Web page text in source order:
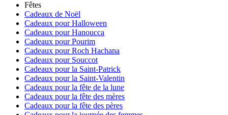
Fêtes
Cadeaux de Noël
Cadeaux pour Halloween
Cadeaux pour Hanoucca
Cadeaux pour Pourim
Cadeaux pour Roch Hachana
Cadeaux pour Souccot
Cadeaux pour la Saint-Patrick
Cadeaux pour la Saint-Valentin
Cadeaux pour la fête de la lune
Cadeaux pour la fête des mères
Cadeaux pour la fête des pères